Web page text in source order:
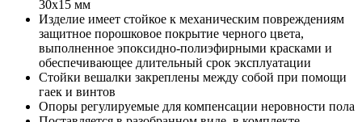
30x15 мм
Изделие имеет стойкое к механическим повреждениям
защитное порошковое покрытие черного цвета,
выполненное эпоксидно-полиэфирными красками и
обеспечивающее длительный срок эксплуатации
Стойки вешалки закреплены между собой при помощи
гаек и винтов
Опоры регулируемые для компенсации неровности пола